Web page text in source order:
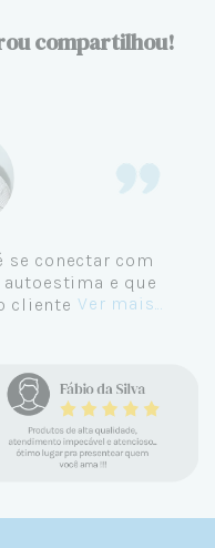
compartilhou!
se conectar com
e que
cliente. Ver mais...